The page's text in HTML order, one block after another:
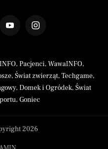
, Pacjenci, WawaINFO,
, Świat zwierząt, Techgame,
, Domek i Ogródek, Świat
, Goniec
2026